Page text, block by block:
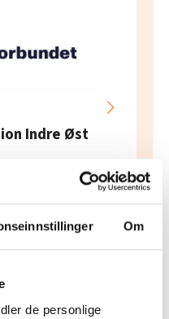
Om
de personlige
Indre Øst